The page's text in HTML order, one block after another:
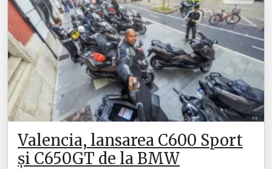
Valencia, lansarea C600 Sport
și C650GT de la BMW